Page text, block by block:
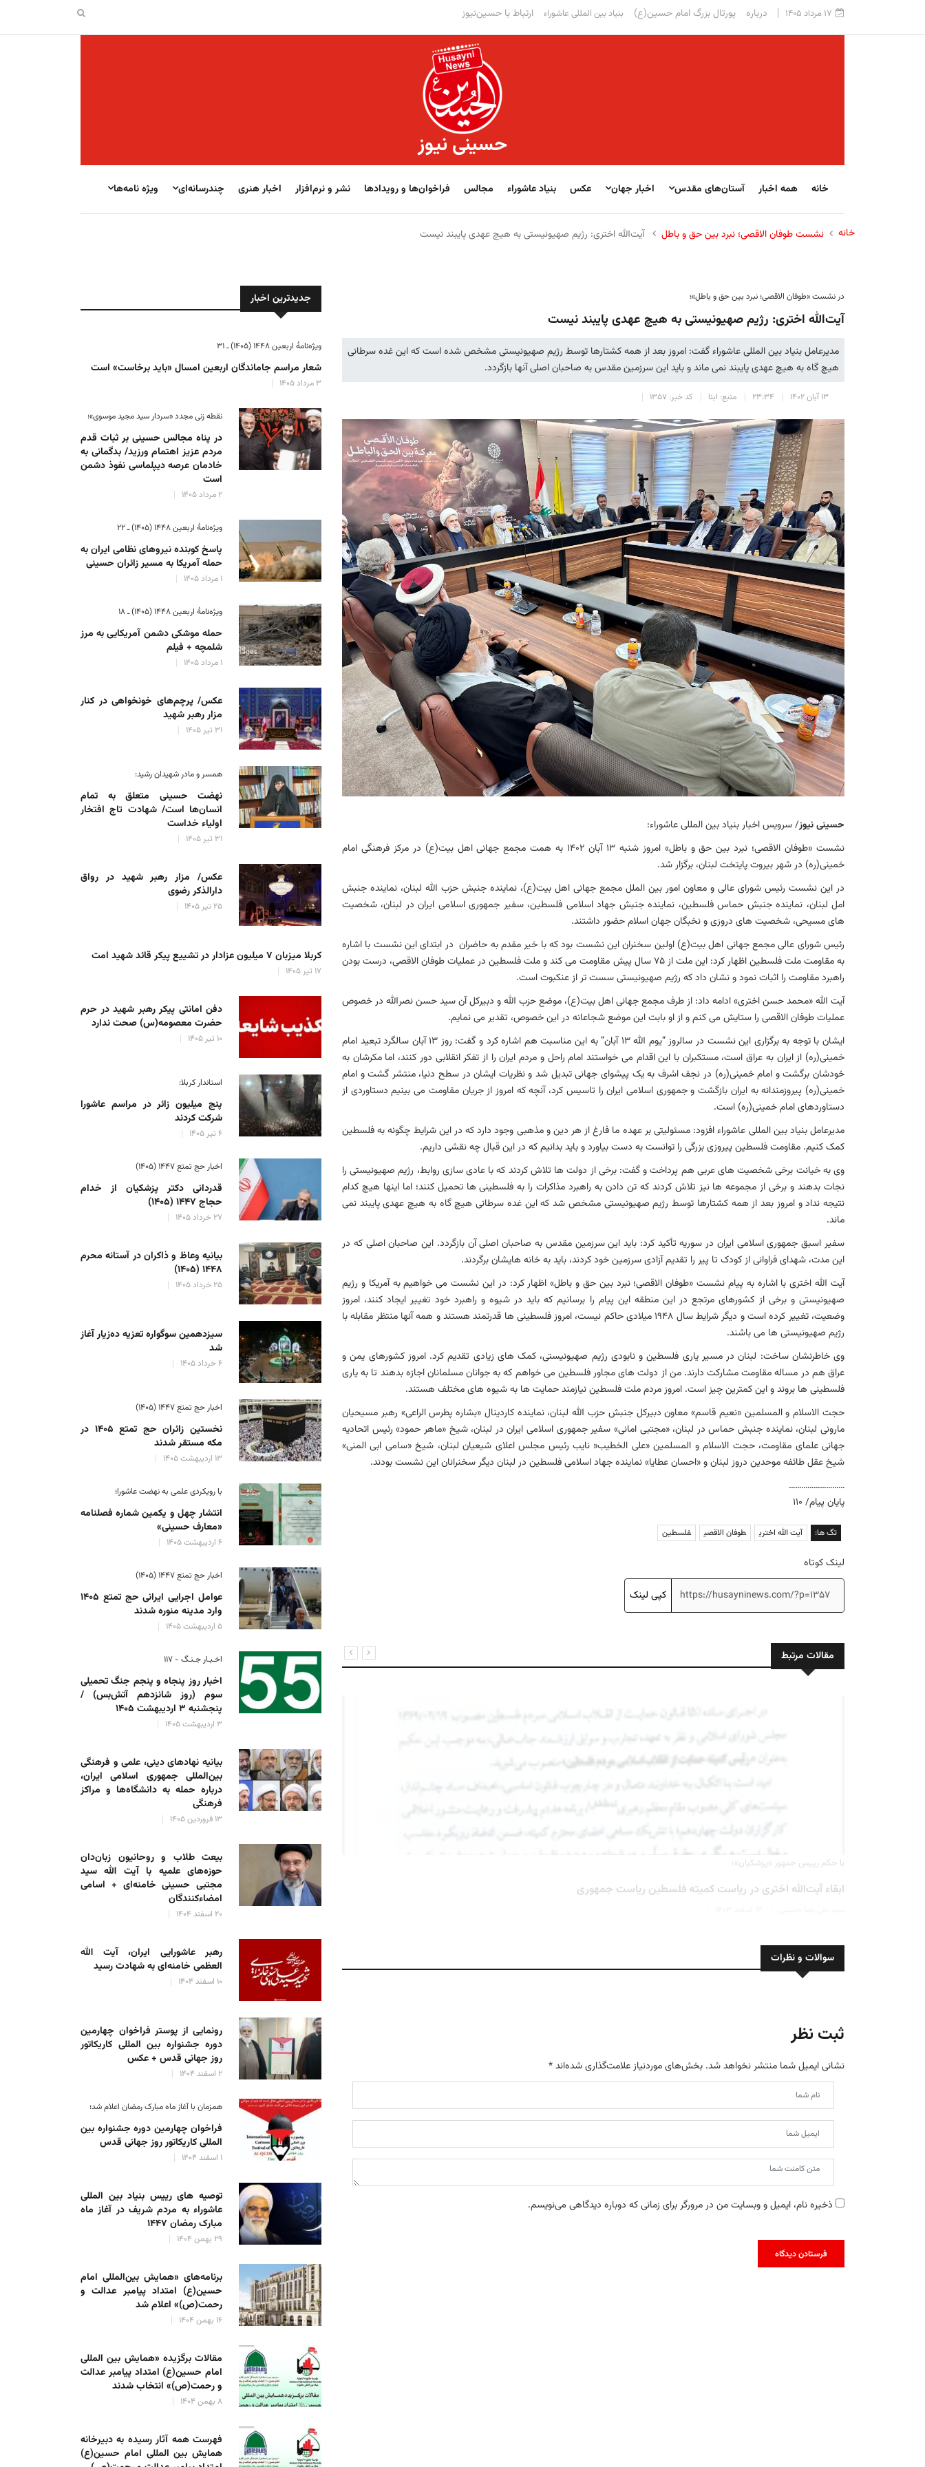
۱۷ مرداد ۱۴۰۵ درباره پورتال بزرگ امام حسین(ع) بنیاد بین المللی عاشوراء ارتباط با حسین‌نیوز
حسینی نیوز
خانه همه اخبار آستان‌های مقدس اخبار جهان عکس بنیاد عاشوراء مجالس فراخوان‌‏‏‏ها و رویدادها نشر و نرم‌افزار اخبار هنری چندرسانه‌ای ویژه نامه‌ها
خانه نشست طوفان الاقصی؛ نبرد بین حق و باطل آیت‌الله اختری: رژیم صهیونیستی به هیچ عهدی پایبند نیست
در نشست «طوفان الاقصی؛ نبرد بین حق و باطل»؛
آیت‌الله اختری: رژیم صهیونیستی به هیچ عهدی پایبند نیست
مدیرعامل بنیاد بین المللی عاشوراء گفت: امروز بعد از همه کشتارها توسط رژیم صهیونیستی مشخص شده است که این غده سرطانی
هیچ گاه به هیچ عهدی پایبند نمی ماند و باید این سرزمین مقدس به صاحبان اصلی آنها بازگردد.
۱۳ آبان ۱۴۰۲ ۲۳:۳۴ منبع: ابنا کد خبر: ۱۳۵۷
حسینی نیوز/ سرویس اخبار بنیاد بین المللی عاشوراء:
نشست «طوفان الاقصی؛ نبرد بین حق و باطل» امروز شنبه ۱۳ آبان ۱۴۰۲ به همت مجمع جهانی اهل بیت(ع) در مرکز فرهنگی امام
خمینی(ره) در شهر بیروت پایتخت لبنان، برگزار شد.
در این نشست رئیس شورای عالی و معاون امور بین الملل مجمع جهانی اهل بیت(ع)، نماینده جنبش حزب الله لبنان، نماینده جنبش
امل لبنان، نماینده جنبش حماس فلسطین، نماینده جنبش جهاد اسلامی فلسطین، سفیر جمهوری اسلامی ایران در لبنان، شخصیت
های مسیحی، شخصیت های دروزی و نخبگان جهان اسلام حضور داشتند.
رئیس شورای عالی مجمع جهانی اهل بیت(ع) اولین سخنران این نشست بود که با خیر مقدم به حاضران در ابتدای این نشست با اشاره
به مقاومت ملت فلسطین اظهار کرد: این ملت از ۷۵ سال پیش مقاومت می کند و ملت فلسطین در عملیات طوفان الاقصی، درست بودن
راهبرد مقاومت را اثبات نمود و نشان داد که رژیم صهیونیستی سست تر از عنکبوت است.
آیت الله «محمد حسن اختری» ادامه داد: از طرف مجمع جهانی اهل بیت(ع)، موضع حزب الله و دبیرکل آن سید حسن نصرالله در خصوص
عملیات طوفان الاقصی را ستایش می کنم و از او بابت این موضع شجاعانه در این خصوص، تقدیر می نمایم.
ایشان با توجه به برگزاری این نشست در سالروز “یوم الله ۱۳ آبان” به این مناسبت هم اشاره کرد و گفت: روز ۱۳ آبان سالگرد تبعید امام
خمینی(ره) از ایران به عراق است، مستکبران با این اقدام می خواستند امام راحل و مردم ایران را از تفکر انقلابی دور کنند، اما مکرشان به
خودشان برگشت و امام خمینی(ره) در نجف اشرف به یک پیشوای جهانی تبدیل شد و نظریات ایشان در سطح دنیا، منتشر گشت و امام
خمینی(ره) پیروزمندانه به ایران بازگشت و جمهوری اسلامی ایران را تاسیس کرد، آنچه که امروز از جریان مقاومت می بینیم دستاوردی از
دستاوردهای امام خمینی(ره) است.
مدیرعامل بنیاد بین المللی عاشوراء افزود: مسئولیتی بر عهده ما فارغ از هر دین و مذهبی وجود دارد که در این شرایط چگونه به فلسطین
کمک کنیم. مقاومت فلسطین پیروزی بزرگی را توانست به دست بیاورد و باید بدانیم که در این قبال چه نقشی داریم.
وی به خیانت برخی شخصیت های عربی هم پرداخت و گفت: برخی از دولت ها تلاش کردند که با عادی سازی روابط، رژیم صهیونیستی را
نجات بدهند و برخی از مجموعه ها نیز تلاش کردند که تن دادن به راهبرد مذاکرات را به فلسطینی ها تحمیل کنند؛ اما اینها هیچ کدام
نتیجه نداد و امروز بعد از همه کشتارها توسط رژیم صهیونیستی مشخص شد که این غده سرطانی هیچ گاه به هیچ عهدی پایبند نمی
ماند.
سفیر اسبق جمهوری اسلامی ایران در سوریه تأکید کرد: باید این سرزمین مقدس به صاحبان اصلی آن بازگردد. این صاحبان اصلی که در
این مدت، شهدای فراوانی از کودک تا پیر را تقدیم آزادی سرزمین خود کردند، باید به خانه هایشان برگردند.
آیت الله اختری با اشاره به پیام نشست «طوفان الاقصی؛ نبرد بین حق و باطل» اظهار کرد: در این نشست می خواهیم به آمریکا و رژیم
صهیونیستی و برخی از کشورهای مرتجع در این منطقه این پیام را برسانیم که باید در شیوه و راهبرد خود تغییر ایجاد کنند، امروز
وضعیت، تغییر کرده است و دیگر شرایط سال ۱۹۴۸ میلادی حاکم نیست، امروز فلسطینی ها قدرتمند هستند و همه آنها منتظر مقابله با
رژیم صهیونیستی ها می باشند.
وی خاطرنشان ساخت: لبنان در مسیر یاری فلسطین و نابودی رژیم صهیونیستی، کمک های زیادی تقدیم کرد. امروز کشورهای یمن و
عراق هم در مساله مقاومت مشارکت دارند. من از دولت های مجاور فلسطین می خواهم که به جوانان مسلمانان اجازه بدهند تا به یاری
فلسطینی ها بروند و این کمترین چیز است. امروز مردم ملت فلسطین نیازمند حمایت ها به شیوه های مختلف هستند.
حجت الاسلام و المسلمین «نعیم قاسم» معاون دبیرکل جنبش حزب الله لبنان، نماینده کاردینال «بشاره پطرس الراعی» رهبر مسیحیان
مارونی لبنان، نماینده جنبش حماس در لبنان، «مجتبی امانی» سفیر جمهوری اسلامی ایران در لبنان، شیخ «ماهر حمود» رئیس اتحادیه
جهانی علمای مقاومت، حجت الاسلام و المسلمین «علی الخطیب« نایب رئیس مجلس اعلای شیعیان لبنان، شیخ «سامی ابی المنی»
شیخ عقل طائفه موحدین دروز لبنان و «احسان عطایا» نماینده جهاد اسلامی فلسطین در لبنان دیگر سخنرانان این نشست بودند.
………………………
پایان پیام/ ۱۱۰
تگ ها: آیت الله اختری طوفان الاقصی فلسطین
لینک کوتاه
کپی لینک
مقالات مرتبط
با حکم رییس جمهور «پزشکیان»؛
ابقاء آیت‌الله اختری در ریاست کمیته فلسطین ریاست جمهوری
اطلاعیه کمیته حمایت از انقلاب اسلامی مردم فلسطین درباره اکاذیب اخیر
سید علی رضا حسینی
سوالات و نظرات
ثبت نظر
نشانی ایمیل شما منتشر نخواهد شد. بخش‌های موردنیاز علامت‌گذاری شده‌اند*
ذخیره نام، ایمیل و وبسایت من در مرورگر برای زمانی که دوباره دیدگاهی می‌نویسم.
جدیدترین اخبار
ویژه‌نامهٔ اربعین ۱۴۴۸ (۱۴۰۵) ـ ۳۱
شعار مراسم جاماندگان اربعین امسال «باید برخاست» است
۳ مرداد ۱۴۰۵
نقطه زنی مجدد «سردار سید مجید موسوی»؛
در پناه مجالس حسینی بر ثبات‌ قدم
مردم عزیز اهتمام ورزید/ بدگمانی به
خادمان عرصه دیپلماسی نفوذ دشمن
است
۲ مرداد ۱۴۰۵
ویژه‌نامهٔ اربعین ۱۴۴۸ (۱۴۰۵) ـ ۲۲
پاسخ کوبنده نیروهای نظامی ایران به
حمله آمریکا به مسیر زائران حسینی
۱ مرداد ۱۴۰۵
ویژه‌نامهٔ اربعین ۱۴۴۸ (۱۴۰۵) ـ ۱۸
حمله موشکی دشمن آمریکایی به مرز
شلمچه + فیلم
۱ مرداد ۱۴۰۵
عکس/ پرچم‌های خونخواهی در کنار
مزار رهبر شهید
۳۱ تیر ۱۴۰۵
همسر و مادر شهیدان رشید:
نهضت حسینی متعلق به تمام
انسان‌ها است/ شهادت تاج افتخار
اولیاء خداست
۳۱ تیر ۱۴۰۵
عکس/ مزار رهبر شهید در رواق
دارالذکر رضوی
۲۵ تیر ۱۴۰۵
کربلا میزبان ۷ میلیون عزادار در تشییع پیکر قائد شهید امت
۱۷ تیر ۱۴۰۵
دفن امانتی پیکر رهبر شهید در حرم
حضرت معصومه(س) صحت ندارد
۱۰ تیر ۱۴۰۵
استاندار کربلا:
پنج میلیون زائر در مراسم عاشورا
شرکت کردند
۶ تیر ۱۴۰۵
اخبار حج تمتع ۱۴۴۷ (۱۴۰۵)
قدردانی دکتر پزشکیان از خدام
حجاج ۱۴۴۷ (۱۴۰۵)
۲۷ خرداد ۱۴۰۵
بیانیه وعاظ و ذاکران در آستانه محرم
۱۴۴۸ (۱۴۰۵)
۲۵ خرداد ۱۴۰۵
سیزدهمین سوگواره تعزیه ده‌زیار آغاز
شد
۶ خرداد ۱۴۰۵
اخبار حج تمتع ۱۴۴۷ (۱۴۰۵)
نخستین زائران حج تمتع ۱۴۰۵ در
مکه مستقر شدند
۱۳ اردیبهشت ۱۴۰۵
با رویکردی علمی به نهضت عاشورا؛
انتشار چهل و یکمین شماره فصلنامه
«معارف حسینی»
۶ اردیبهشت ۱۴۰۵
اخبار حج تمتع ۱۴۴۷ (۱۴۰۵)
عوامل اجرایی ایرانی حج تمتع ۱۴۰۵
وارد مدینه منوره ‌شدند
۵ اردیبهشت ۱۴۰۵
اخـبـار جـنـگ - ۱۱۷
اخبار روز پنجاه و پنجم جنگ تحمیلی
سوم (روز شانزدهم آتش‌بس) /
پنجشنبه ۳ اردیبهشت ۱۴۰۵
۳ اردیبهشت ۱۴۰۵
بیانیه نهادهای دینی، علمی و فرهنگی
بین‌المللی جمهوری اسلامی ایران،
درباره حمله به دانشگاه‌ها و مراکز
فرهنگی
۱۳ فروردین ۱۴۰۵
بیعت طلاب و روحانیون زبان‌دان
حوزه‌های علمیه با آیت الله سید
مجتبی حسینی خامنه‌ای + اسامی
امضاءکنندگان
۲۰ اسفند ۱۴۰۴
رهبر عاشورایی ایران، آیت الله
العظمی خامنه‌ای به شهادت رسید
۱۰ اسفند ۱۴۰۴
رونمایی از پوستر فراخوان چهارمین
دوره جشنواره بین المللی کاریکاتور
روز جهانی قدس + عکس
۲ اسفند ۱۴۰۴
همزمان با آغاز ماه مبارک رمضان اعلام شد؛
فراخوان چهارمین دوره جشنواره بین
المللی کاریکاتور روز جهانی قدس
۱ اسفند ۱۴۰۴
توصیه های رییس بنیاد بین المللی
عاشوراء به مردم شریف در آغاز ماه
مبارک رمضان ۱۴۴۷
۲۹ بهمن ۱۴۰۴
برنامه‌های «همایش بین‌المللی امام
حسین(ع) امتداد پیامبر عدالت و
رحمت(ص)» اعلام شد
۱۶ بهمن ۱۴۰۴
مقالات برگزیده «همایش بین المللی
امام حسین(ع) امتداد پیامبر عدالت
و رحمت(ص)» انتخاب شدند
۸ بهمن ۱۴۰۴
فهرست همه آثار رسیده به دبیرخانه
همایش بین المللی امام حسین(ع)